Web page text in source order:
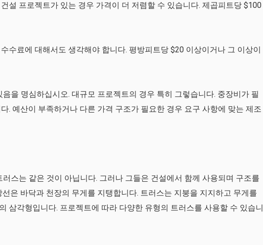
설 프로젝트가 있는 경우 가격이 더 저렴할 수 있습니다. 제곱피트당 $100
수료에 대해서도 생각해야 합니다. 평방피트당 $20 이상이거나 그 이상이
을 명심하십시오. 대규모 프로젝트의 경우 특히 그렇습니다. 중장비가 필
. 예산이 부족하거나 다른 가격 구조가 필요한 경우 요구 사항에 맞는 제조
스는 같은 것이 아닙니다. 그러나 그들은 건설에서 함께 사용되며 구조를
은 바닥과 천장의 무게를 지탱합니다. 트러스는 지붕을 지지하고 무게를
삼각형입니다. 프로젝트에 따라 다양한 유형의 트러스를 사용할 수 있습니